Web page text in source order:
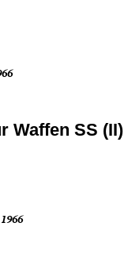
Waffen SS (II)